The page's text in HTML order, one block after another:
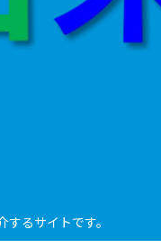
るサイトです。